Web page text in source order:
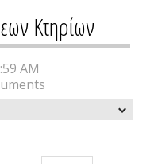
Κτηρίων
AM